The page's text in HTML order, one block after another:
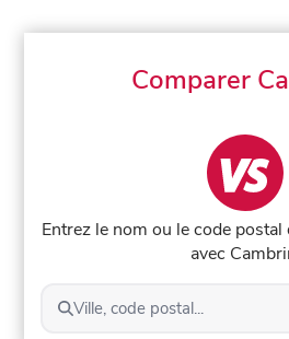
Comparer
Entrez le nom ou le code
avec
Ville, code postal...